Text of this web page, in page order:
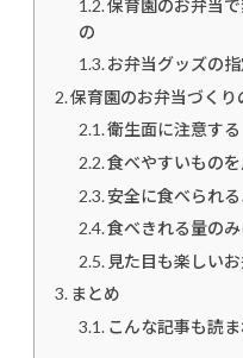
の
お弁当グッズの
保育園のお弁当づくり
衛生面に注意する
食べやすいもの
安全に食べられ
食べきれる量の
見た目も楽しい
まとめ
こんな記事も読